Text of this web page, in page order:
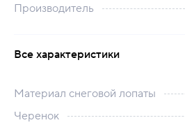
Производитель
Все характеристики
Материал снеговой лопаты
Черенок